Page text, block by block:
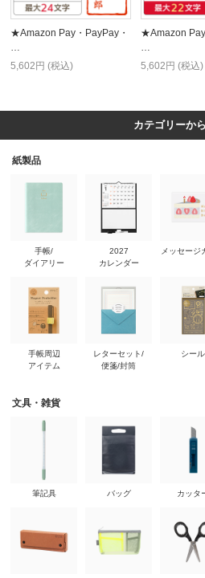
★Amazon Pay・PayPay・
5,602円 (税込)
★Amazon Pay
5,602円 (税込)
カテゴリーか
紙製品
手帳/
ダイアリー
手帳周辺
アイテム
2027
カレンダー
レターセット/
便箋/封筒
メッセージ
シール
文具・雑貨
筆記具 バッグ カッタ